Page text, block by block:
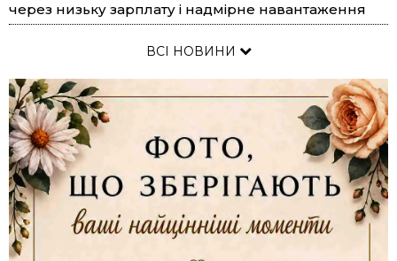
через низьку зарплату і надмірне навантаження
ВСІ НОВИНИ